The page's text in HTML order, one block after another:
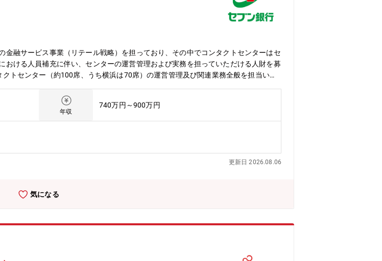
金融サービス事業（リテール戦略）を担っており、その中でコンタクトセンターはセ
ける人員補充に伴い、センターの運営管理および実務を担っていただける人財を募
トセンター（約100席、うち横浜は70席）の運営管理及び関連業務全般を担当いた
体的には以下の業務が中心になる予定です。・お客さま向けおよびコンタクトセン
電話等）の応答率をはじめとした各種指標の目標達成に向けた施策の立案・推進・業
般に関する調整・折衝・問合せ内容分析やお客さまからのご意見・ご要望に基づく
向上施策の立案、実施など【ミッション】■DX推進（ノンボイス促進）、VoC（お
くうえで、以下のことを重視していただきます。・同社パーパスである、『お客さま
マインドを持ち、お客さまの立場に立って業務を行えること・新しい知見を取り入
ブン銀行についての深い知識を持ち、事務処理を正確に行えること 【組織構成】■リ
（金融知識・経験やコミュニケーション力、業務の正確性などを評価）やコールセン
年収
740万円～900万円
更新日 2026.08.06
気になる